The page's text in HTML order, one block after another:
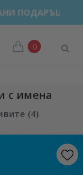
ПОДАРЪЦИ!
0
с имена
(4)